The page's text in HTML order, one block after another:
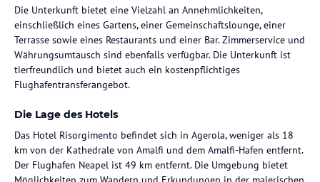
Die Unterkunft bietet eine Vielzahl an Annehmlichkeiten,
einschließlich eines Gartens, einer Gemeinschaftslounge, einer
Terrasse sowie eines Restaurants und einer Bar. Zimmerservice und
Währungsumtausch sind ebenfalls verfügbar. Die Unterkunft ist
tierfreundlich und bietet auch ein kostenpflichtiges
Flughafentransferangebot.
Die Lage des Hotels
Das Hotel Risorgimento befindet sich in Agerola, weniger als 18
km von der Kathedrale von Amalfi und dem Amalfi-Hafen entfernt.
Der Flughafen Neapel ist 49 km entfernt. Die Umgebung bietet